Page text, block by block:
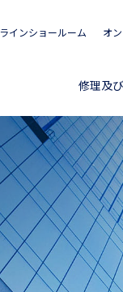
インショールーム オ
修理及